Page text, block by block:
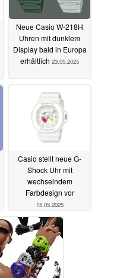
Neue Casio W-218H
Uhren mit dunklem
Display bald in Europa
erhältlich 23.05.2025
Casio stellt neue G-
Shock Uhr mit
wechselndem
Farbdesign vor
15.05.2025